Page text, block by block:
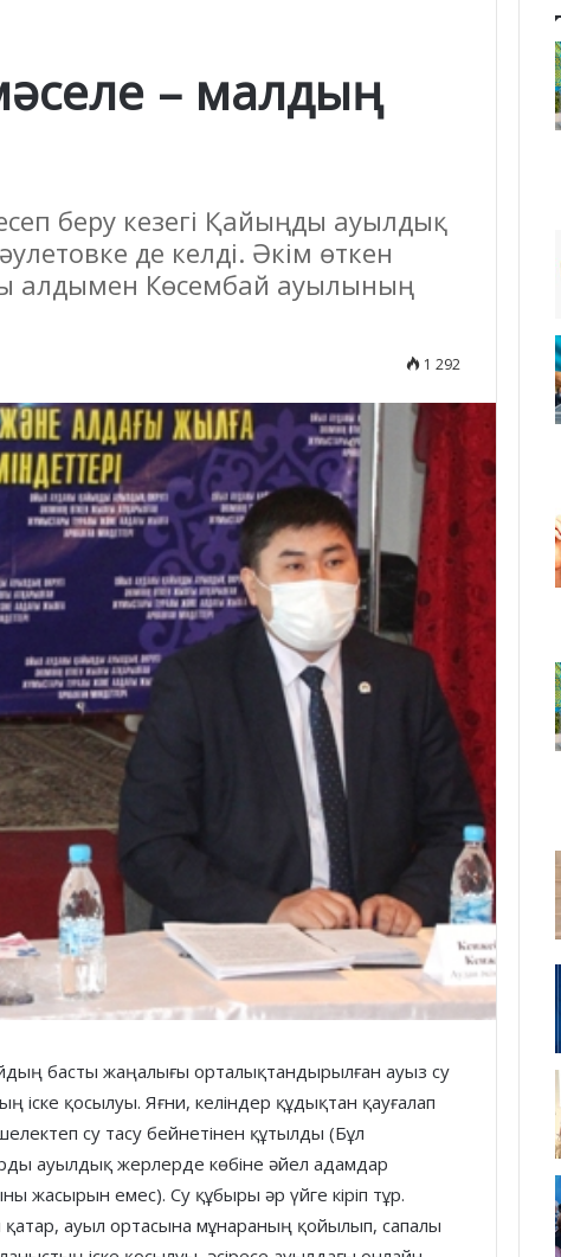
– малдың
беру кезегі Қайыңды ауылдық
де келді. Әкім өткен
алдымен Көсембай ауылының
1 292
басты жаңалығы орталықтандырылған ауыз су
іске қосылуы. Яғни, келіндер құдықтан қауғалап
су тасу бейнетінен құтылды (Бұл
ауылдық жерлерде көбіне әйел адамдар
жасырын емес). Су құбыры әр үйге кіріп тұр.
ауыл ортасына мұнараның қойылып, сапалы